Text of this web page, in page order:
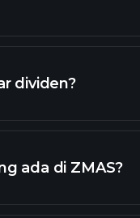
dividen?
ada di ZMAS?